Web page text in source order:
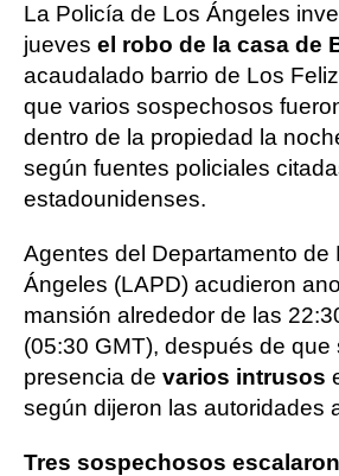
La Policía de Los Ángeles
jueves el robo de la casa de
acaudalado barrio de Los
que varios sospechosos
dentro de la propiedad la
según fuentes policiales
estadounidenses.
Agentes del Departamento de
Ángeles (LAPD) acudieron
mansión alrededor de las
(05:30 GMT), después de que
presencia de varios intrusos
según dijeron las autoridades
Tres sospechosos